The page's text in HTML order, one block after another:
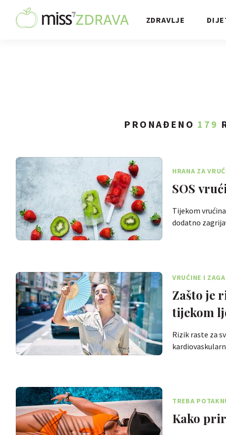
ZDRAVLJE
PRONAĐENO 179
HRANA ZA
SOS
Tijekom
dodatno
VRUĆINE I
Zašto je
tijekom
Rizik raste za
TREBA
Kako